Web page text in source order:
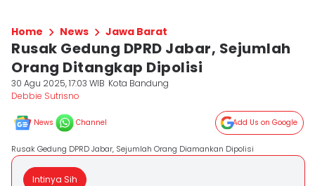
Home News Jawa Barat
Rusak Gedung DPRD Jabar, Sejumlah
Orang Ditangkap Dipolisi
30 Agu 2025, 17:03 WIB Kota Bandung
Debbie Sutrisno
News Channel Add Us on Google
Rusak Gedung DPRD Jabar, Sejumlah Orang Diamankan Dipolisi
Intinya Sih